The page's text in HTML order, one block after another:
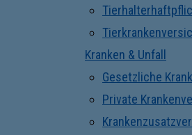
Kranken & Unfall
Gesetzliche
Private